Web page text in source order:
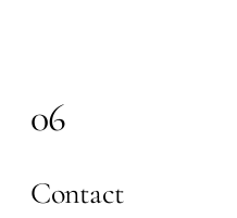
06
Contact